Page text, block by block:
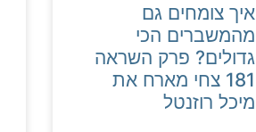
איך צומחים גם
מהמשברים הכי
גדולים? פרק השראה
181 צחי מארח את
מיכל רוזנטל